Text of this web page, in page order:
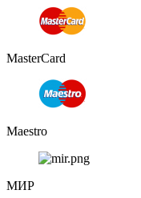
MasterCard
Maestro
МИР